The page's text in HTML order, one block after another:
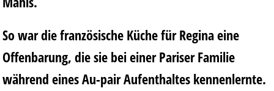
So war die französische Küche für Regina eine
Offenbarung, die sie bei einer Pariser Familie
während eines Au-pair Aufenthaltes kennenlernte.